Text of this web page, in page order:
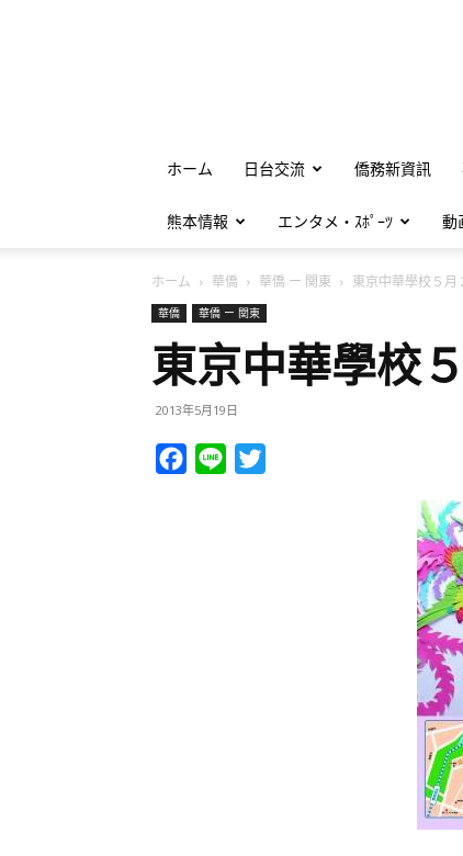
ホーム 日台交流 僑務新資訊
熊本情報 エンタメ・ｽﾎﾟｰﾂ 動
ホーム 華僑 華僑 ー 関東 東京中華學校５月
華僑 華僑 ー 関東
東京中華學校
2013年5月19日
Facebook
Line